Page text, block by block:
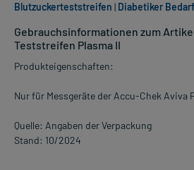
Gebrauchsinformationen zum
Teststreifen Plasma II
Produkteigenschaften:
Nur für Messgeräte der Accu-Chek Aviva
Quelle: Angaben der Verpackung
Stand: 10/2024
Blutzuckerteststreifen | Diabetiker Bedarf